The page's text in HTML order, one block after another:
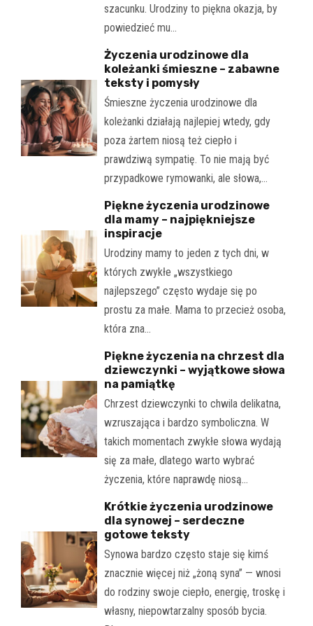
szacunku. Urodziny to piękna okazja, by
powiedzieć mu…
Życzenia urodzinowe dla
koleżanki śmieszne – zabawne
teksty i pomysły
Śmieszne życzenia urodzinowe dla
koleżanki działają najlepiej wtedy, gdy
poza żartem niosą też ciepło i
prawdziwą sympatię. To nie mają być
przypadkowe rymowanki, ale słowa,…
Piękne życzenia urodzinowe
dla mamy – najpiękniejsze
inspiracje
Urodziny mamy to jeden z tych dni, w
których zwykłe „wszystkiego
najlepszego” często wydaje się po
prostu za małe. Mama to przecież osoba,
która zna…
Piękne życzenia na chrzest dla
dziewczynki – wyjątkowe słowa
na pamiątkę
Chrzest dziewczynki to chwila delikatna,
wzruszająca i bardzo symboliczna. W
takich momentach zwykłe słowa wydają
się za małe, dlatego warto wybrać
życzenia, które naprawdę niosą…
Krótkie życzenia urodzinowe
dla synowej – serdeczne
gotowe teksty
Synowa bardzo często staje się kimś
znacznie więcej niż „żoną syna” — wnosi
do rodziny swoje ciepło, energię, troskę i
własny, niepowtarzalny sposób bycia.